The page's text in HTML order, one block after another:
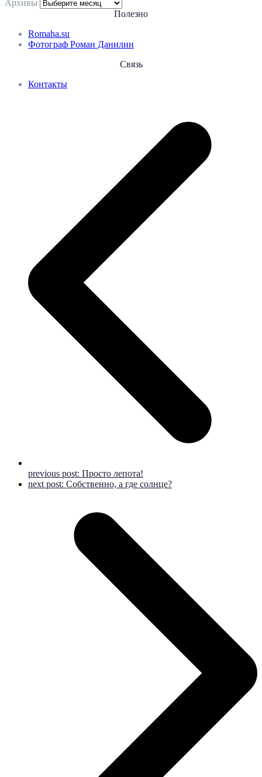
Архивы
Полезно
Romaha.su
Фотограф Роман Данилин
Связь
Контакты
previous post: Просто лепота!
next post: Собственно, а где солнце?